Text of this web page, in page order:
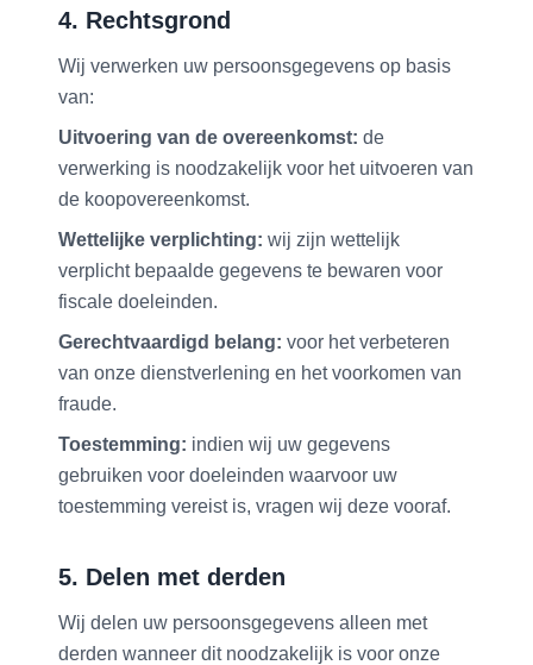
4. Rechtsgrond
Wij verwerken uw persoonsgegevens op basis
van:
Uitvoering van de overeenkomst: de
verwerking is noodzakelijk voor het uitvoeren van
de koopovereenkomst.
Wettelijke verplichting: wij zijn wettelijk
verplicht bepaalde gegevens te bewaren voor
fiscale doeleinden.
Gerechtvaardigd belang: voor het verbeteren
van onze dienstverlening en het voorkomen van
fraude.
Toestemming: indien wij uw gegevens
gebruiken voor doeleinden waarvoor uw
toestemming vereist is, vragen wij deze vooraf.
5. Delen met derden
Wij delen uw persoonsgegevens alleen met
derden wanneer dit noodzakelijk is voor onze